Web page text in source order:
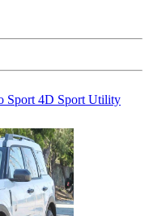
Sport 4D Sport Utility